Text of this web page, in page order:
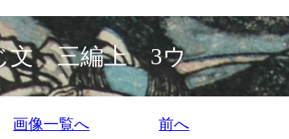
文 三編上 3ウ
画像一覧へ 前へ